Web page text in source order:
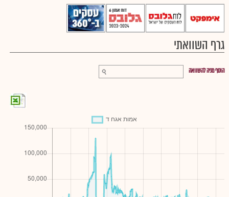
גרף השוואתי
הוסף מניה להשוואה